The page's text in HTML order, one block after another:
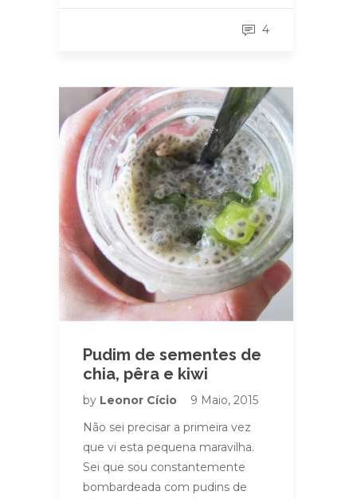
4
Pudim de sementes de
chia, pêra e kiwi
by Leonor Cício
9 Maio, 2015
Não sei precisar a primeira vez
que vi esta pequena maravilha.
Sei que sou constantemente
bombardeada com pudins de